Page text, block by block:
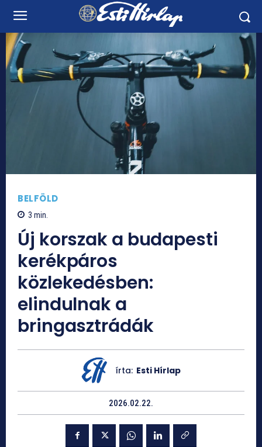
BELFÖLD
3 min.
Új korszak a budapesti
kerékpáros
közlekedésben:
elindulnak a
bringasztrádák
írta: Esti Hírlap
2026.02.22.